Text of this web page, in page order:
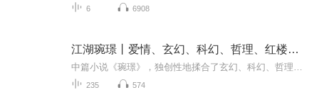
6 6908
江湖琬璟丨爱情、玄幻、科幻、哲理、红楼艺术
235 574